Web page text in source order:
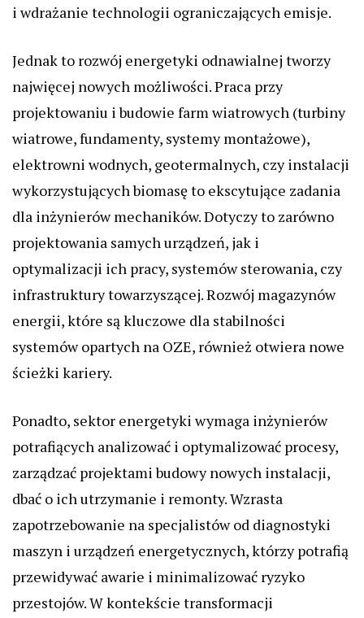
i wdrażanie technologii ograniczających emisje.
Jednak to rozwój energetyki odnawialnej tworzy
najwięcej nowych możliwości. Praca przy
projektowaniu i budowie farm wiatrowych (turbiny
wiatrowe, fundamenty, systemy montażowe),
elektrowni wodnych, geotermalnych, czy instalacji
wykorzystujących biomasę to ekscytujące zadania
dla inżynierów mechaników. Dotyczy to zarówno
projektowania samych urządzeń, jak i
optymalizacji ich pracy, systemów sterowania, czy
infrastruktury towarzyszącej. Rozwój magazynów
energii, które są kluczowe dla stabilności
systemów opartych na OZE, również otwiera nowe
ścieżki kariery.
Ponadto, sektor energetyki wymaga inżynierów
potrafiących analizować i optymalizować procesy,
zarządzać projektami budowy nowych instalacji,
dbać o ich utrzymanie i remonty. Wzrasta
zapotrzebowanie na specjalistów od diagnostyki
maszyn i urządzeń energetycznych, którzy potrafią
przewidywać awarie i minimalizować ryzyko
przestojów. W kontekście transformacji